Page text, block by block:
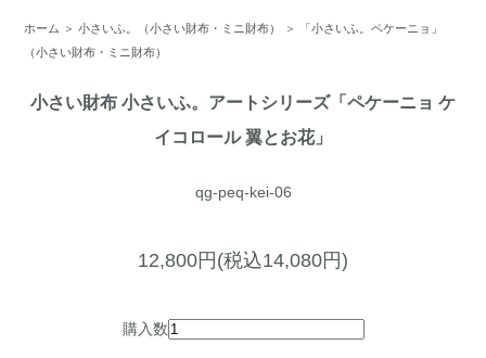
ホーム ＞小さいふ。（小さい財布・ミニ財布） ＞
「小さいふ。ペケーニョ」
（小さい財布・ミニ財布）
小さい財布 小さいふ。アートシリーズ「ペケーニョ ケ
イコロール 翼とお花」
qg-peq-kei-06
12,800円(税込14,080円)
購入数